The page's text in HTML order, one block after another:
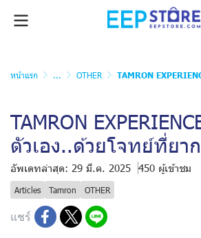
หน้าแรก ... OTHER TAMRON EXPERIENCE : ห
TAMRON
ตัวเอง..ด้วยโจทย์ที่ยา
อัพเดทล่าสุด: 29 มี.ค. 2025 450 ผู้เข้าชม
Articles Tamron OTHER
แชร์